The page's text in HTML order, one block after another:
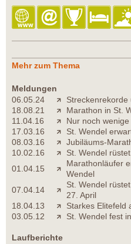
Mehr zum Thema
Meldungen
06.05.24
Streckenrekorde
18.08.21
Marathon in St.
11.04.16
Nur noch
17.03.16
St. Wendel
08.03.16
Jubiläums-
10.02.16
St. Wendel
01.04.15
Marathonläufer
Wendel
07.04.14
St. Wendel
27. April
18.04.13
Starkes Elitefeld
03.05.12
St. Wendel fest
Laufberichte